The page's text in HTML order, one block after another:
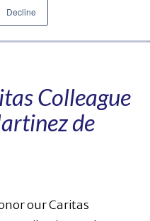
Decline
Navigation
Colleague
de
our Caritas